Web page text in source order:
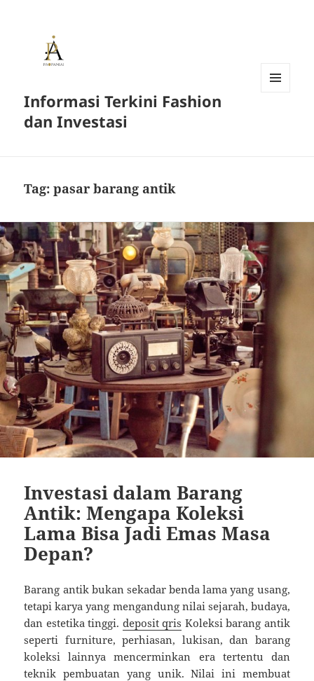
Informasi Terkini Fashion
dan Investasi
Tag:pasar barang antik
Investasi dalam Barang
Antik: Mengapa Koleksi
Lama Bisa Jadi Emas Masa
Depan?
Barang antik bukan sekadar benda lama yang usang,
tetapi karya yang mengandung nilai sejarah, budaya,
dan estetika tinggi. deposit qris Koleksi barang antik
seperti furniture, perhiasan, lukisan, dan barang
koleksi lainnya mencerminkan era tertentu dan
teknik pembuatan yang unik. Nilai ini membuat